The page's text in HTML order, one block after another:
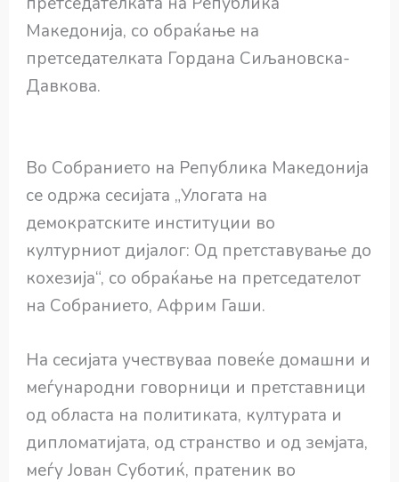
Македонија, со обраќање на
претседателката Гордана Сиљановска-
Давкова.
Во Собранието на Република Македонија
се одржа сесијата „Улогата на
демократските институции во
културниот дијалог: Од претставување до
кохезија“, со обраќање на претседателот
на Собранието, Африм Гаши.
На сесијата учествуваа повеќе домашни и
меѓународни говорници и претставници
од областа на политиката, културата и
дипломатијата, од странство и од земјата,
меѓу Јован Суботиќ, пратеник во